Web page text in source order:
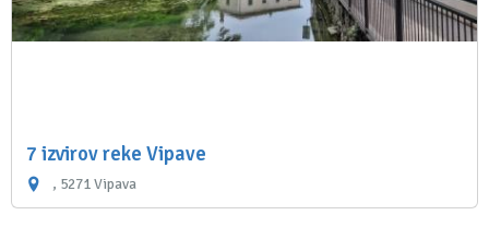
7 izvirov reke Vipave
, 5271 Vipava